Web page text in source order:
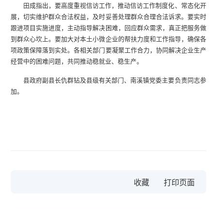
田成指出，要高度重视信访工作，推动信访工作制度化、常态化开
展，切实维护群众合法权益，及时妥善处理群众合理合法诉求。要实时
跟进项目实施进度，主动指导解决困难，回应群众需求，真正把服务做
到群众心坎上。要加大对本土小微企业的帮扶力度和工作指导，确保各
项政策保障落到实处。各相关部门要凝聚工作合力，协同解决企业生产
经营中的困难问题，共同推动稳就业、稳生产。
县政府副县长仇群钻及县级有关部门、南溪镇党委主要负责同志参
加。
收藏